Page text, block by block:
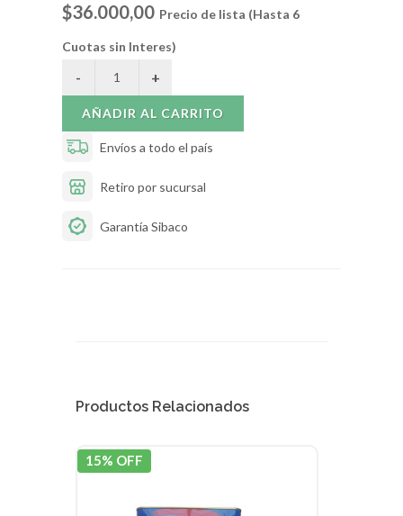
$36.000,00 Precio de lista (Hasta 6
Cuotas sin Interes)
AÑADIR AL CARRITO
Envíos a todo el país
Retiro por sucursal
Garantía Sibaco
Productos Relacionados
15% OFF